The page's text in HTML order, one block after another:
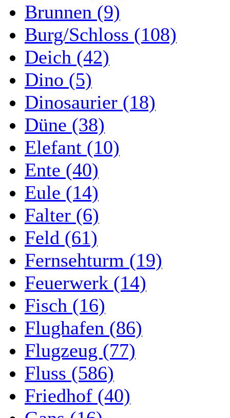
Brunnen (9)
Burg/Schloss (108)
Deich (42)
Dino (5)
Dinosaurier (18)
Düne (38)
Elefant (10)
Ente (40)
Eule (14)
Falter (6)
Feld (61)
Fernsehturm (19)
Feuerwerk (14)
Fisch (16)
Flughafen (86)
Flugzeug (77)
Fluss (586)
Friedhof (40)